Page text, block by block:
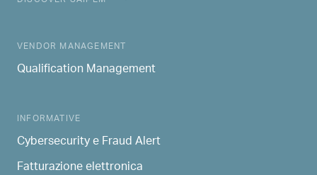
DISCOVER SAIPEM
Qualification Management
INFORMATIVE